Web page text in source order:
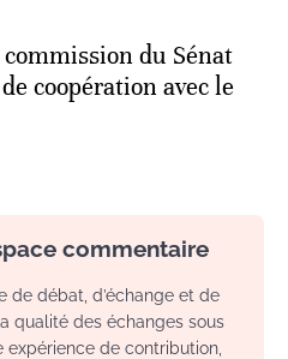
du Sénat
coopération avec le
commentaire
de débat, d’échange et de
qualité des échanges sous
expérience de contribution,